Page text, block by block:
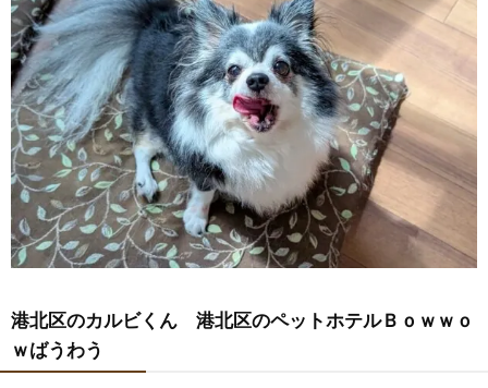
港北区のカルビくん 港北区のペットホテルＢｏｗｗｏ
ｗばうわう